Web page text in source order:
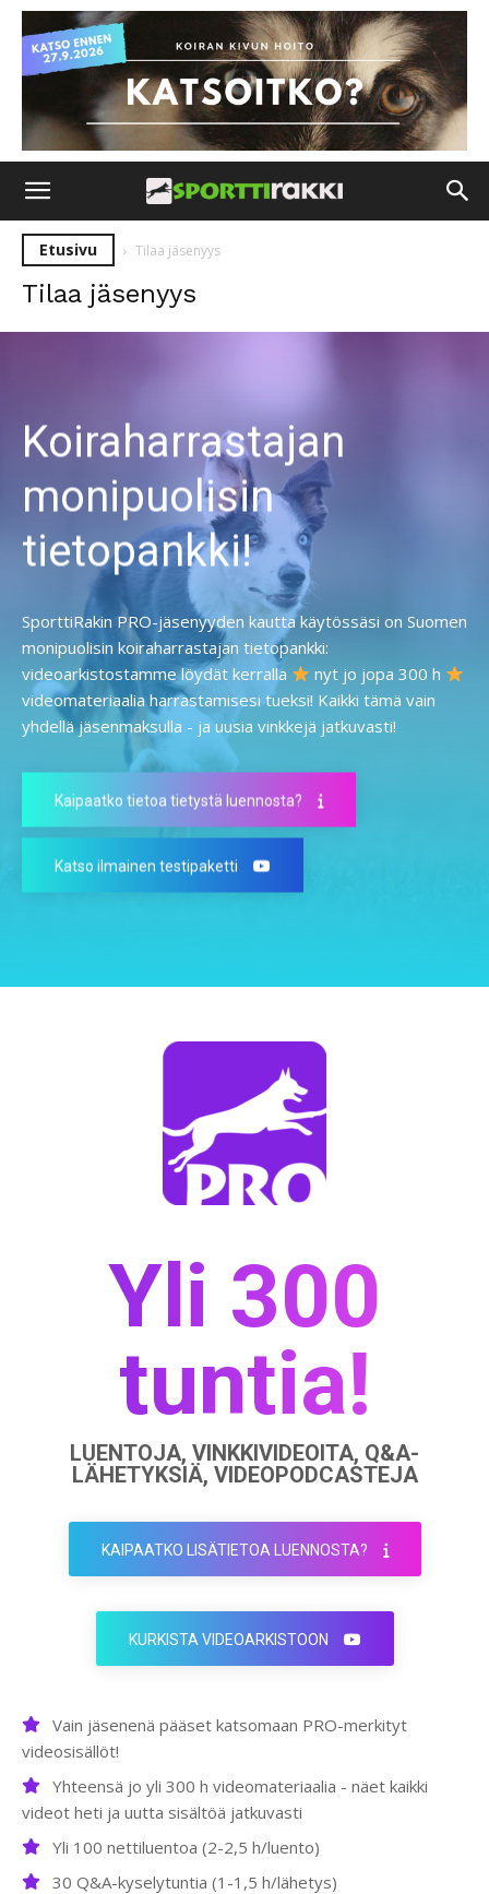
Etusivu Tilaa jäsenyys
Tilaa jäsenyys
Koiraharrastajan
monipuolisin
tietopankki!
SporttiRakin PRO-jäsenyyden kautta käytössäsi on Suomen
monipuolisin koiraharrastajan tietopankki:
videoarkistostamme löydät kerralla
nyt jo jopa 300 h
videomateriaalia harrastamisesi tueksi! Kaikki tämä vain
yhdellä jäsenmaksulla - ja uusia vinkkejä jatkuvasti!
Kaipaatko tietoa tietystä luennosta?
Katso ilmainen testipaketti
Yli 300
tuntia!
LUENTOJA, VINKKIVIDEOITA, Q&A-
LÄHETYKSIÄ, VIDEOPODCASTEJA
KAIPAATKO LISÄTIETOA LUENNOSTA?
KURKISTA VIDEOARKISTOON
Vain jäsenenä pääset katsomaan PRO-merkityt
videosisällöt!
Yhteensä jo yli 300 h videomateriaalia - näet kaikki
videot heti ja uutta sisältöä jatkuvasti
Yli 100 nettiluentoa (2-2,5 h/luento)
30 Q&A-kyselytuntia (1-1,5 h/lähetys)